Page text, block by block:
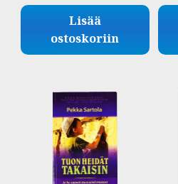
Lisää
ostoskoriin